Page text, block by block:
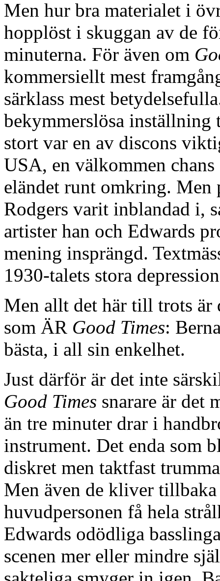
Men hur bra materialet i
hopplöst i skuggan av de
minuterna. För även om
kommersiellt mest
särklass mest
bekymmerslösa
stort var en av discons
USA, en välkommen
eländet runt omkring. Men
Rodgers varit inblandad i,
artister han och Edwards
mening insprängd.
1930-talets stora
Men allt det här till trots är
som ÄR Good Times:
bästa, i all sin enkelhet.
Just därför är det inte
Good Times snarare är det
än tre minuter drar i
instrument. Det enda som
diskret men taktfast
Men även de kliver
huvudpersonen få hela
Edwards odödliga
scenen mer eller mindre